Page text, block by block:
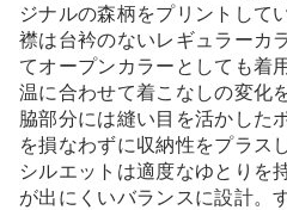
ジナルの森柄をプリントして
襟は台衿のないレギュラーカ
てオープンカラーとしても着
温に合わせて着こなしの変化
脇部分には縫い目を活かした
を損なわずに収納性をプラス
シルエットは適度なゆとりを
が出にくいバランスに設計。